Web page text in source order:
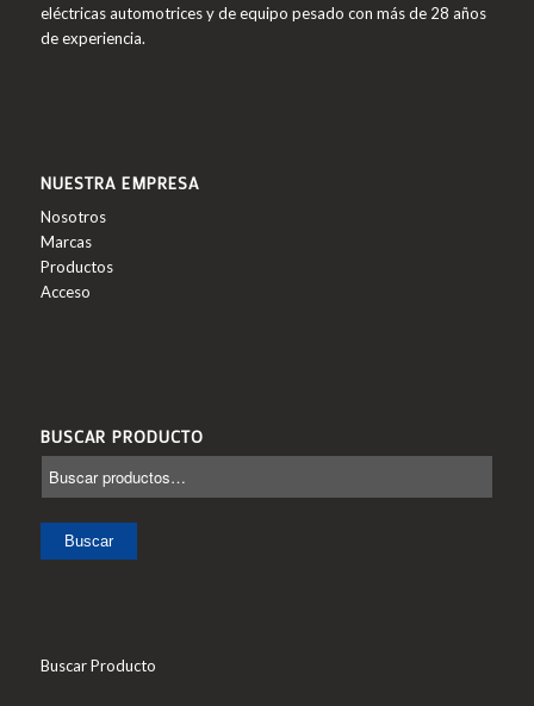
eléctricas automotrices y de equipo pesado con más de 28 años
de experiencia.
NUESTRA EMPRESA
Nosotros
Marcas
Productos
Acceso
BUSCAR PRODUCTO
Buscar
Buscar Producto